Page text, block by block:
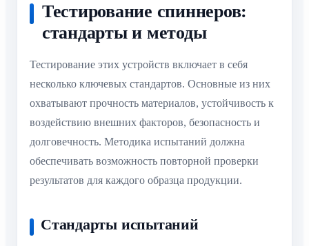
Тестирование спиннеров:
стандарты и методы
Тестирование этих устройств включает в себя
несколько ключевых стандартов. Основные из них
охватывают прочность материалов, устойчивость к
воздействию внешних факторов, безопасность и
долговечность. Методика испытаний должна
обеспечивать возможность повторной проверки
результатов для каждого образца продукции.
Стандарты испытаний